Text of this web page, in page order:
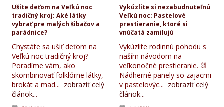
Ušite deťom na Veľkú noc
tradičný kroj: Aké látky
vybrať pre malých šibačov a
parádnice?
Chystáte sa ušiť deťom na
Veľkú noc tradičný kroj?
Poradíme vám, ako
skombinovať folklórne látky,
brokát a mad... zobraziť celý
článok...
Vykúzlite si nezabudnuteľnú
Veľkú noc: Pastelové
prestieranie, ktoré si
vnúčatá zamilujú
Vykúzlite rodinnú pohodu s
naším návodom na
veľkonočné prestieranie. 🐰
Nádherné panely so zajacmi
v pastelovýc... zobraziť celý
článok...